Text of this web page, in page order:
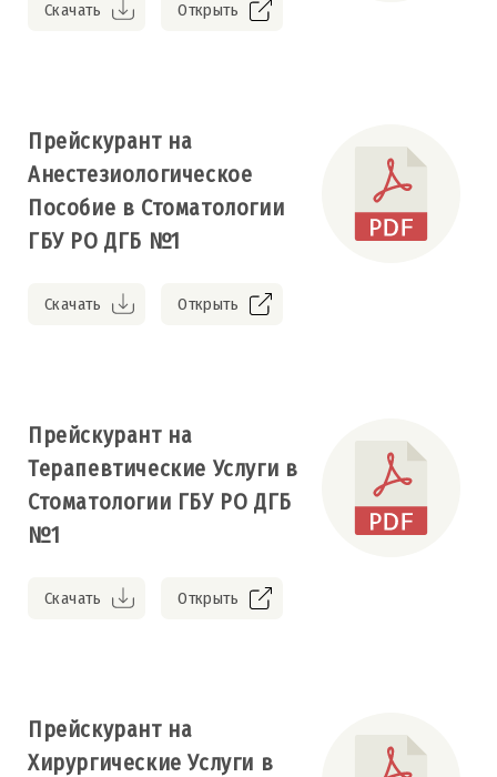
Скачать Открыть
Прейскурант на
Анестезиологическое
Пособие в Стоматологии
ГБУ РО ДГБ №1
Скачать Открыть
Прейскурант на
Терапевтические Услуги в
Стоматологии ГБУ РО ДГБ
№1
Скачать Открыть
Прейскурант на
Хирургические Услуги в